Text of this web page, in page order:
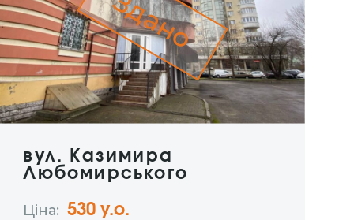
Здано
вул. Казимира
Любомирського
Ціна: 530 y.о.